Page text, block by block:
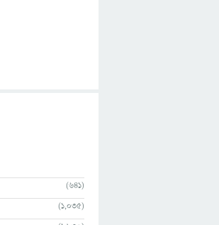
(641)
(1,035)